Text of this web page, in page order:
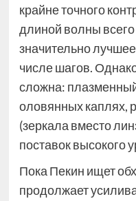
крайне точного
длиной волны всего
значительно
числе шагов.
сложна:
оловянных каплях,
(зеркала вместо
поставок высокого
Пока Пекин ищет
продолжает